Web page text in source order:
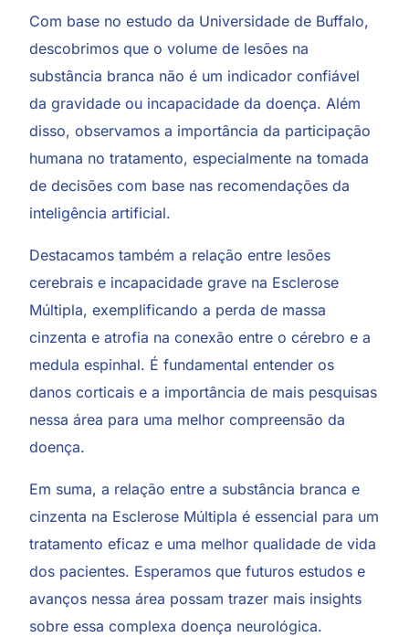
Com base no estudo da Universidade de Buffalo,
descobrimos que o volume de lesões na
substância branca não é um indicador confiável
da gravidade ou incapacidade da doença. Além
disso, observamos a importância da participação
humana no tratamento, especialmente na tomada
de decisões com base nas recomendações da
inteligência artificial.
Destacamos também a relação entre lesões
cerebrais e incapacidade grave na Esclerose
Múltipla, exemplificando a perda de massa
cinzenta e atrofia na conexão entre o cérebro e a
medula espinhal. É fundamental entender os
danos corticais e a importância de mais pesquisas
nessa área para uma melhor compreensão da
doença.
Em suma, a relação entre a substância branca e
cinzenta na Esclerose Múltipla é essencial para um
tratamento eficaz e uma melhor qualidade de vida
dos pacientes. Esperamos que futuros estudos e
avanços nessa área possam trazer mais insights
sobre essa complexa doença neurológica.